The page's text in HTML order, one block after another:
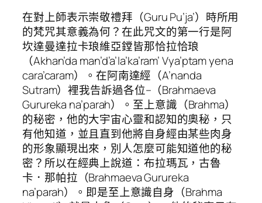
在對上師表示崇敬禮拜（Guru Pu’ja’）時所用
的梵咒其意義為何？在此咒文的第一行是阿
坎達曼達拉卡琅維亞鏜皆那恰拉恰琅
（Akhan’da man’d’a’la’ka’ram’ Vya’ptam yena
cara’caram）。在阿南達經（A’nanda
Sutram）裡我告訴過各位–（Brahmaeva
Gurureka na’parah）。至上意識（Brahma）
的秘密，他的大宇宙心靈和認知的奧秘，只
有他知道，並且直到他將自身經由某些肉身
的形象顯現出來，別人怎麼可能知道他的秘
密？所以在經典上說道：布拉瑪瓦，古魯
卡．那帕拉（Brahmaeva Gurureka
na’parah）。即是至上意識自身（Brahma